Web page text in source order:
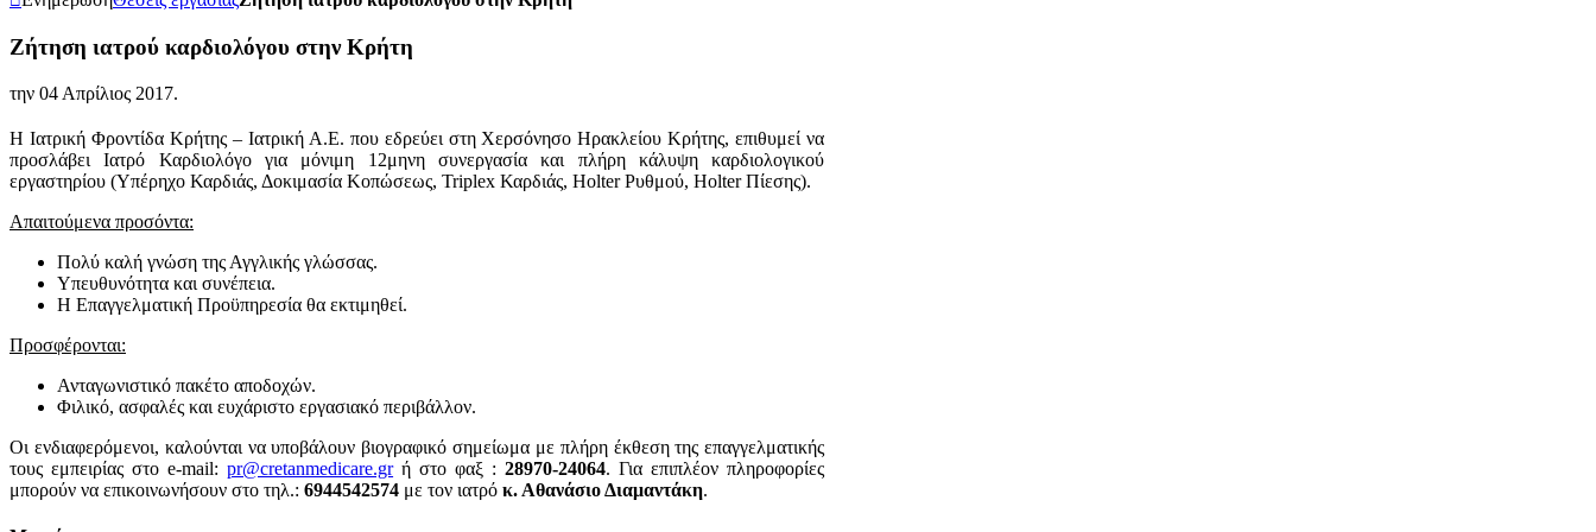
Ζήτηση ιατρού καρδιολόγου στην Κρήτη
την 04 Απρίλιος 2017.
Η Ιατρική Φροντίδα Κρήτης – Ιατρική Α.Ε. που εδρεύει στη Χερσόνησο Ηρακλείου Κρήτης, επιθυμεί να
προσλάβει Ιατρό Καρδιολόγο για μόνιμη 12μηνη συνεργασία και πλήρη κάλυψη καρδιολογικού
εργαστηρίου (Υπέρηχο Καρδιάς, Δοκιμασία Κοπώσεως, Triplex Καρδιάς, Holter Ρυθμού, Holter Πίεσης).
Απαιτούμενα προσόντα:
Πολύ καλή γνώση της Αγγλικής γλώσσας.
Υπευθυνότητα και συνέπεια.
Η Επαγγελματική Προϋπηρεσία θα εκτιμηθεί.
Προσφέρονται:
Ανταγωνιστικό πακέτο αποδοχών.
Φιλικό, ασφαλές και ευχάριστο εργασιακό περιβάλλον.
Οι ενδιαφερόμενοι, καλούνται να υποβάλουν βιογραφικό σημείωμα με πλήρη έκθεση της επαγγελματικής
τους εμπειρίας στο e-mail:pr@cretanmedicare.grή στο φαξ :28970-24064. Για επιπλέον πληροφορίες
μπορούν να επικοινωνήσουν στο τηλ.: 6944542574 με τον ιατρό κ. Αθανάσιο Διαμαντάκη.